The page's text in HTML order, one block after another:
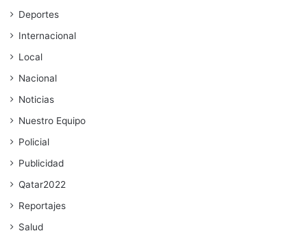
Deportes
Internacional
Local
Nacional
Noticias
Nuestro Equipo
Policial
Publicidad
Qatar2022
Reportajes
Salud